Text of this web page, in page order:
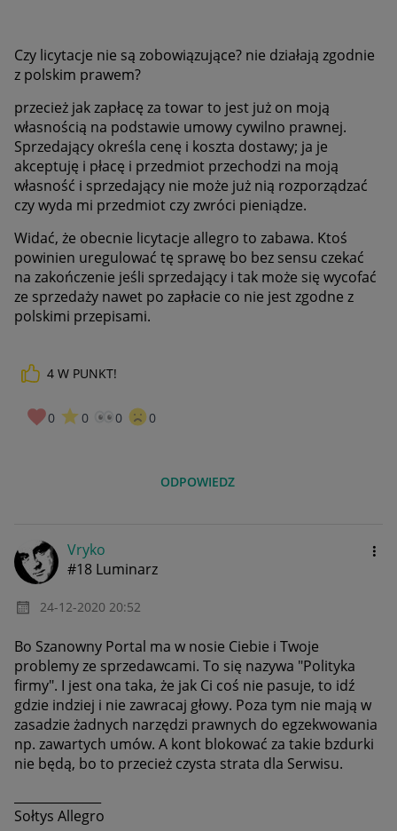
Czy licytacje nie są zobowiązujące? nie działają zgodnie
z polskim prawem?
przecież jak zapłacę za towar to jest już on moją
własnością na podstawie umowy cywilno prawnej.
Sprzedający określa cenę i koszta dostawy; ja je
akceptuję i płacę i przedmiot przechodzi na moją
własność i sprzedający nie może już nią rozporządzać
czy wyda mi przedmiot czy zwróci pieniądze.
Widać, że obecnie licytacje allegro to zabawa. Ktoś
powinien uregulować tę sprawę bo bez sensu czekać
na zakończenie jeśli sprzedający i tak może się wycofać
ze sprzedaży nawet po zapłacie co nie jest zgodne z
polskimi przepisami.
4 W PUNKT!
0 0 0 0
ODPOWIEDZ
Vryko
#18 Luminarz
‎24-12-2020 20:52
Bo Szanowny Portal ma w nosie Ciebie i Twoje
problemy ze sprzedawcami. To się nazywa "Polityka
firmy". I jest ona taka, że jak Ci coś nie pasuje, to idź
gdzie indziej i nie zawracaj głowy. Poza tym nie mają w
zasadzie żadnych narzędzi prawnych do egzekwowania
np. zawartych umów. A kont blokować za takie bzdurki
nie będą, bo to przecież czysta strata dla Serwisu.
Sołtys Allegro